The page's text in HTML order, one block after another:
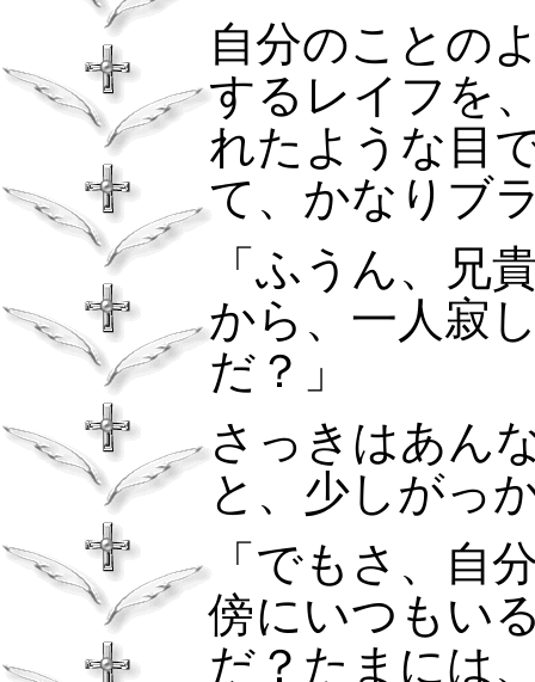
自分のことの
するレイフを
れたような目
て、かなりブ
「ふうん、兄
から、一人寂
だ？」
さっきはあん
と、少しがっ
「でもさ、自
傍にいつもい
だ？たまには